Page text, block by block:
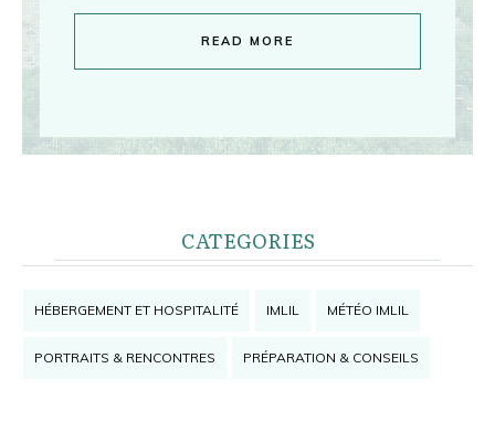
READ MORE
CATEGORIES
HÉBERGEMENT ET HOSPITALITÉ IMLIL MÉTÉO IMLIL
PORTRAITS & RENCONTRES PRÉPARATION & CONSEILS